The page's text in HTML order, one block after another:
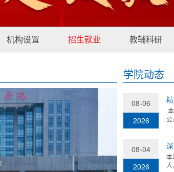
机构设置 招生就业 教辅科研
学院动态
08-06
2026
公
08-04
2026
本